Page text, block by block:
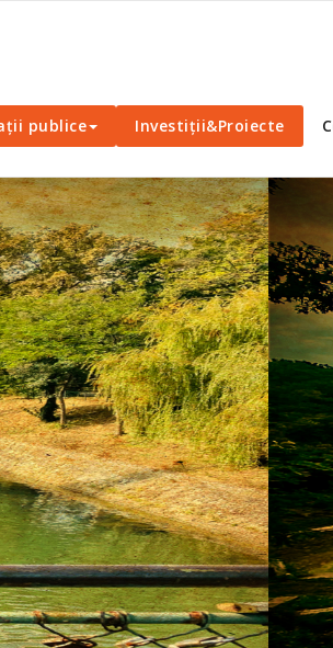
publice Investiții&Proiecte